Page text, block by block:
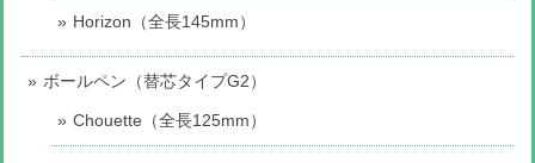
Horizon（全長145mm）
ボールペン（替芯タイプG2）
Chouette（全長125mm）